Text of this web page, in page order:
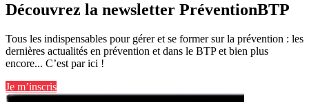
Découvrez la newsletter PréventionBTP
Tous les indispensables pour gérer et se former sur la prévention : les
dernières actualités en prévention et dans le BTP et bien plus
encore... C’est par ici !
Je m’inscris